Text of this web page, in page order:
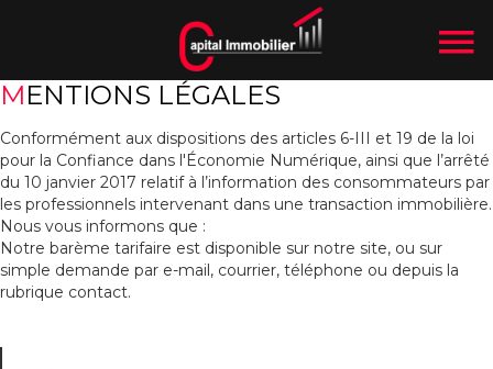
MENTIONS LÉGALES
Conformément aux dispositions des articles 6-III et 19 de la loi
pour la Confiance dans l'Économie Numérique, ainsi que l’arrêté
du 10 janvier 2017 relatif à l’information des consommateurs par
les professionnels intervenant dans une transaction immobilière.
Nous vous informons que :
Notre barème tarifaire est disponible sur notre site, ou sur
simple demande par e-mail, courrier, téléphone ou depuis la
rubrique contact.